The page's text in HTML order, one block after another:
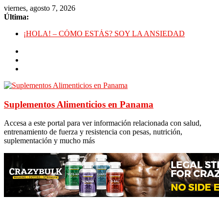
viernes, agosto 7, 2026
Última:
¡HOLA! – CÓMO ESTÁS? SOY LA ANSIEDAD
Suplementos Alimenticios en Panama
Accesa a este portal para ver información relacionada con salud,
entrenamiento de fuerza y resistencia con pesas, nutrición,
suplementación y mucho más